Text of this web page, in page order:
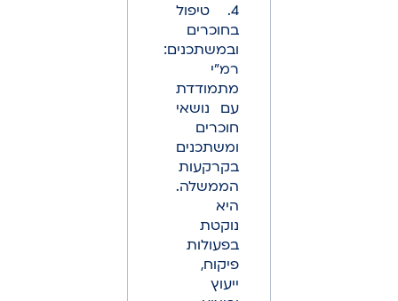
4. טיפול
בחוכרים
ובמשתכנים:
רמ"י
מתמודדת
עם נושאי
חוכרים
ומשתכנים
בקרקעות
הממשלה.
היא
נוקטת
בפעולות
פיקוח,
ייעוץ